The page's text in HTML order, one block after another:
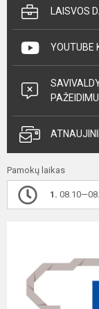
LAISVOS
YOUTUBE
Pamokų laikas
1.